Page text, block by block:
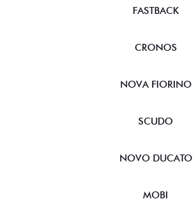
FASTBACK
CRONOS
NOVA FIORINO
SCUDO
NOVO DUCATO
MOBI